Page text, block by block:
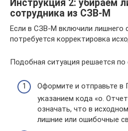
Инструкция 2: убираем
сотрудника из СЗВ-М
Если в СЗВ-М включили лишнего
потребуется корректировка
Подобная ситуация решается
Оформите и отправьте
указанием кода «о.
означать, что в
лишние или ошибочные